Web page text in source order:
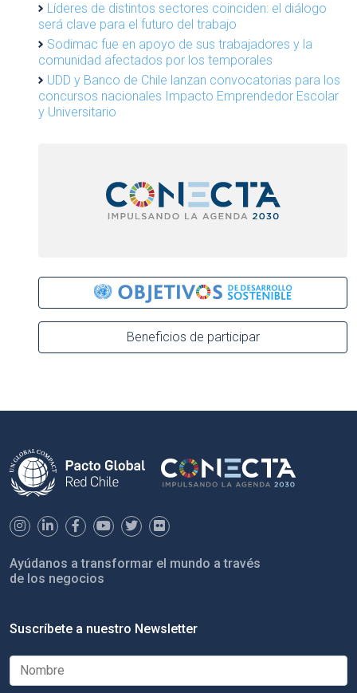
Líderes de distintos sectores coinciden: el diálogo
será clave para el futuro del trabajo
Sodimac fue en apoyo de sus trabajadores y la
comunidad afectados por los temporales
UDD y Banco de Chile lanzan convocatorias para los
concursos nacionales Impacto Emprendedor Escolar
y Universitario
Beneficios de participar
Ayúdanos a transformar el mundo a través
de los negocios
Suscríbete a nuestro Newsletter